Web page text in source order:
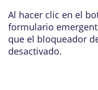
Al hacer clic en el
formulario
que el bloqueador
desactivado.